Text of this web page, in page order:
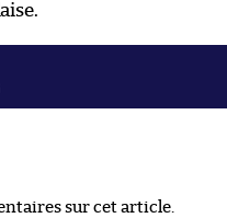
sur cet article.